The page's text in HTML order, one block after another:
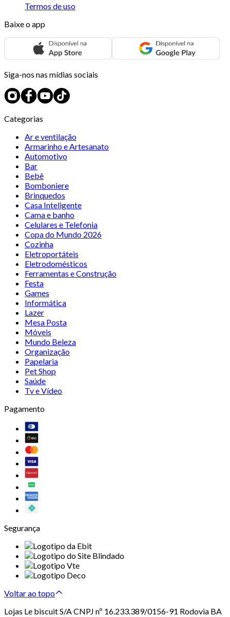
Termos de uso
Baixe o app
Siga-nos nas mídias sociais
Categorias
Ar e ventilação
Armarinho e Artesanato
Automotivo
Bar
Bebê
Bomboniere
Brinquedos
Casa Inteligente
Cama e banho
Celulares e Telefonia
Copa do Mundo 2026
Cozinha
Eletroportáteis
Eletrodomésticos
Ferramentas e Construção
Festa
Games
Informática
Lazer
Mesa Posta
Móveis
Mundo Beleza
Organização
Papelaria
Pet Shop
Saúde
Tv e Vídeo
Pagamento
Segurança
Voltar ao topo
Lojas Le biscuit S/A CNPJ nº 16.233.389/0156-91 Rodovia BA